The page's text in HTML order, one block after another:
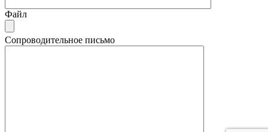
Файл
Сопроводительное письмо